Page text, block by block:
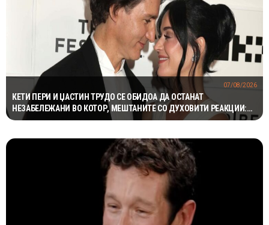
КЕТИ ПЕРИ И ЏАСТИН ТРУДО СЕ ОБИДОА ДА ОСТАНАТ
НЕЗАБЕЛЕЖАНИ ВО КОТОР, МЕШТАНИТЕ СО ДУХОВИТИ РЕАКЦИИ:
„НИКОЈ НЕ БИ ГИ ПРЕПОЗНАЛ“
07/08/2026